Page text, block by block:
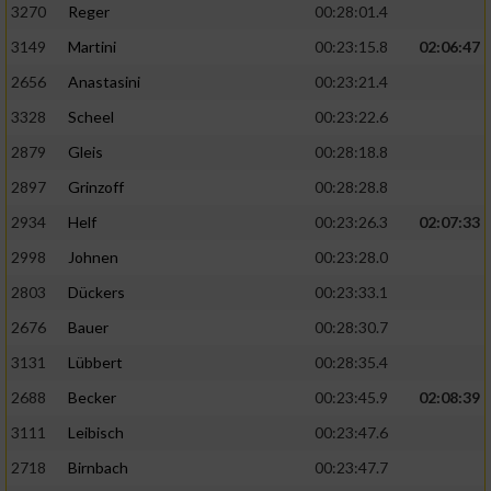
3270 Reger
00:28:01.4
3149
Martini 00:23:15.8
02:06:47
2656
Anastasini
00:23:21.4
3328
Scheel
00:23:22.6
2879
Gleis
00:28:18.8
2897
Grinzoff
00:28:28.8
2934
Helf 00:23:26.3
02:07:33
2998
Johnen
00:23:28.0
2803
Dückers
00:23:33.1
2676
Bauer
00:28:30.7
3131
Lübbert
00:28:35.4
2688
Becker 00:23:45.9
02:08:39
3111
Leibisch
00:23:47.6
2718
Birnbach 00:23:47.7